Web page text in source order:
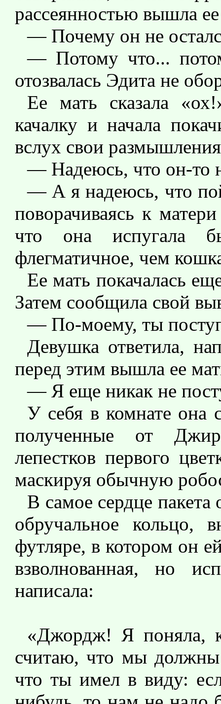
рассеянностью вышла
— Почему он не
— Потому что...
отозвалась Эдита не
Ее мать сказала
качалку и начала
вслух свои
— Надеюсь, что он-то
— А я надеюсь, что
поворачиваясь к
что она испугала
флегматичное, чем
Ее мать покачалась
Затем сообщила свой
— По-моему, ты
Девушка ответила,
перед этим вышла ее
— Я еще никак не
У себя в комнате она
полученные от
лепестков первого
маскируя обычную
В самое сердце пакета
обручальное кольцо,
футляре, в котором он
взволнованная, но
написала:
«Джордж! Я поняла,
считаю, что мы должны
что ты имел в виду: